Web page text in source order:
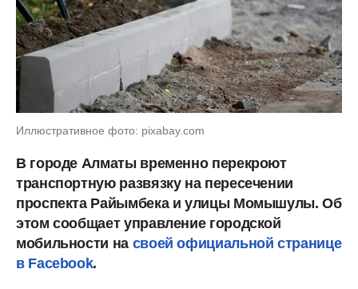
Иллюстративное фото: pixabay.com
В городе Алматы временно перекроют
транспортную развязку на пересечении
проспекта Райымбека и улицы Момышулы. Об
этом сообщает управление городской
мобильности на своей официальной странице
в Facebook.